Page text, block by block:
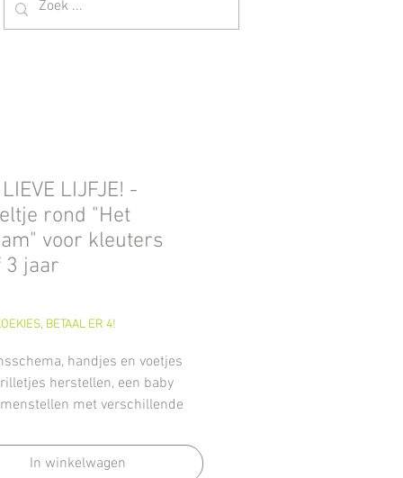
LIJFJE! -
rond "Het
voor kleuters
3 jaar
BETAAL ER 4!
handjes en voetjes
herstellen, een baby
met verschillende
8 grote A4-pagina's met
In winkelwagen